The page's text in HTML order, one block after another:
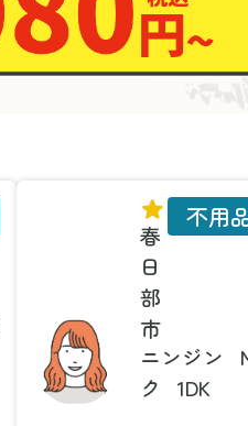
春
日
部
市
ニンジン
ク
1DK
不用